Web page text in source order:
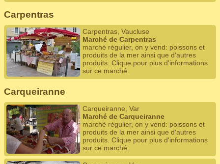
Carpentras
Carpentras, Vaucluse
Marché de Carpentras
marché régulier, on y vend: poissons et
produits de la mer ainsi que d'autres
produits. Clique pour plus d'informations
sur ce marché.
Carqueiranne
Carqueiranne, Var
Marché de Carqueiranne
marché régulier, on y vend: poissons et
produits de la mer ainsi que d'autres
produits. Clique pour plus d'informations
sur ce marché.